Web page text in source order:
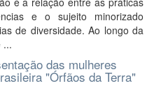
e o sujeito minorizado
de diversidade. Ao longo da
...
das mulheres
"Órfãos da Terra"